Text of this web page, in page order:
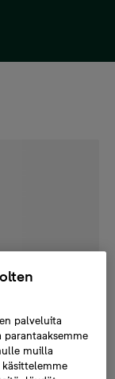
palveluita
parantaaksemme
muilla